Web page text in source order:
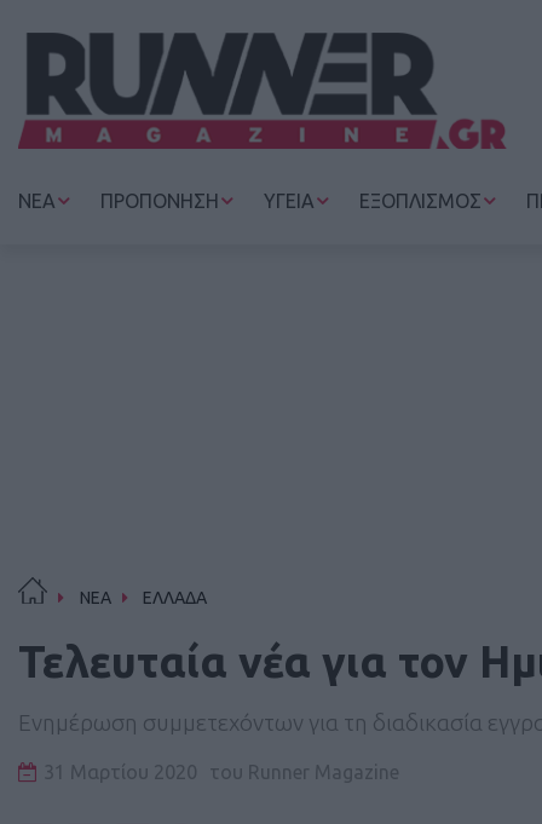
ΝΕΑ ΠΡΟΠΟΝΗΣΗ ΥΓΕΙΑ ΕΞΟΠΛΙΣΜΟΣ
ΝΕΑ ΕΛΛΑΔΑ
Τελευταία νέα για τον
Ενημέρωση συμμετεχόντων για τη διαδικασία
31 Μαρτίου 2020 του Runner Magazine